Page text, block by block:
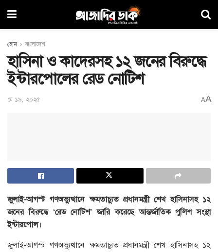
হোম বাংলাদেশ
হাসিনা ও কাদেরসহ ১২ জনের বিরুদ্ধে
ইন্টারপোলের রেড নোটিশ
মে ১৯, ২০২৫ AA
জুলাই-আগস্ট গণঅভ্যুত্থানে ক্ষমতাচ্যুত প্রধানমন্ত্রী শেখ হাসিনাসহ ১২
জনের বিরুদ্ধে ‘রেড নোটিশ’ জারি করেছে আন্তর্জাতিক পুলিশ সংস্থা
ইন্টারপোল।
জুলাই-আগস্ট গণঅভ্যুত্থানে ক্ষমতাচ্যুত প্রধানমন্ত্রী শেখ হাসিনাসহ ১২